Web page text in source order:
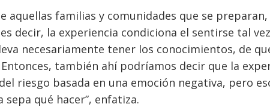
aquellas familias y comunidades que se
decir, la experiencia condiciona el sentirse tal
necesariamente tener los conocimientos, de
también ahí podríamos decir que la
riesgo basada en una emoción negativa, pero
qué hacer”, enfatiza.